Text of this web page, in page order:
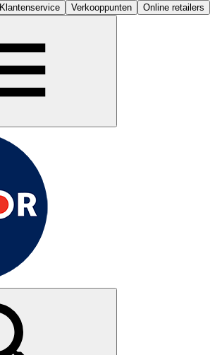
Klantenservice Verkooppunten Online retailers